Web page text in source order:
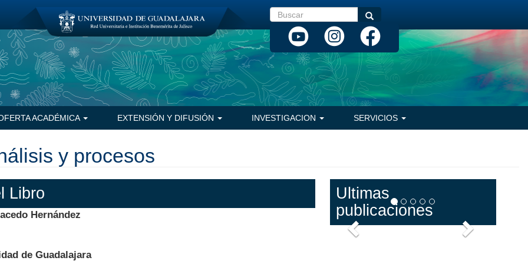
Buscar Buscar
ACADÉMICA EXTENSIÓN Y DIFUSIÓN INVESTIGACION SERVICIOS
y procesos
Libro
Hernández
de Guadalajara
Ultimas
publicaciones
Anterior Siguiente